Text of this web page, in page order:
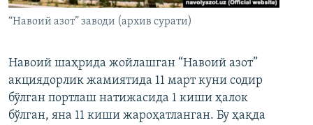
“Навоий азот” заводи (архив сурати)
Навоий шаҳрида жойлашган “Навоий азот”
акциядорлик жамиятида 11 март куни содир
бўлган портлаш натижасида 1 киши ҳалок
бўлган, яна 11 киши жароҳатланган. Бу ҳақда